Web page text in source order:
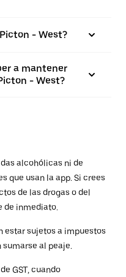
- West?
a mantener
- West?
alcohólicas ni de
que usan la app. Si crees
de las drogas o del
de inmediato.
estar sujetos a impuestos
al peaje.
GST, cuando